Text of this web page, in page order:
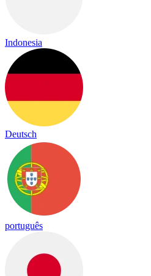
Indonesia
Deutsch
português